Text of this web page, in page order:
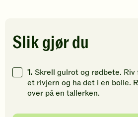
for
å
din
vurdering.
vurdering.
Slik gjør du
1. Skrell gulrot og rødbete.
et rivjern og ha det i en bolle.
over på en tallerken.